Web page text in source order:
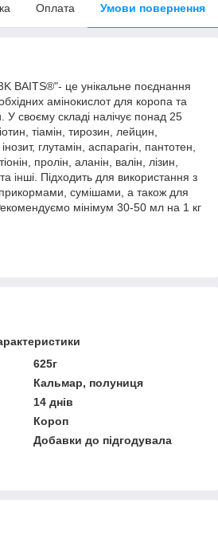
Оплата Умови повернення
BAITS®"- це унікальне поєднання
амінокислот для коропа та
У своєму складі налічує понад 25
тіамін, тирозин, лейцин,
глутамін, аспарагін, пантотен,
пролін, аланін, валін, лізин,
та інші. Підходить для використання з
сумішами, а також для
мінімум 30-50 мл на 1 кг
625г
Кальмар, полуниця
14 днів
Короп
Добавки до підгодувала